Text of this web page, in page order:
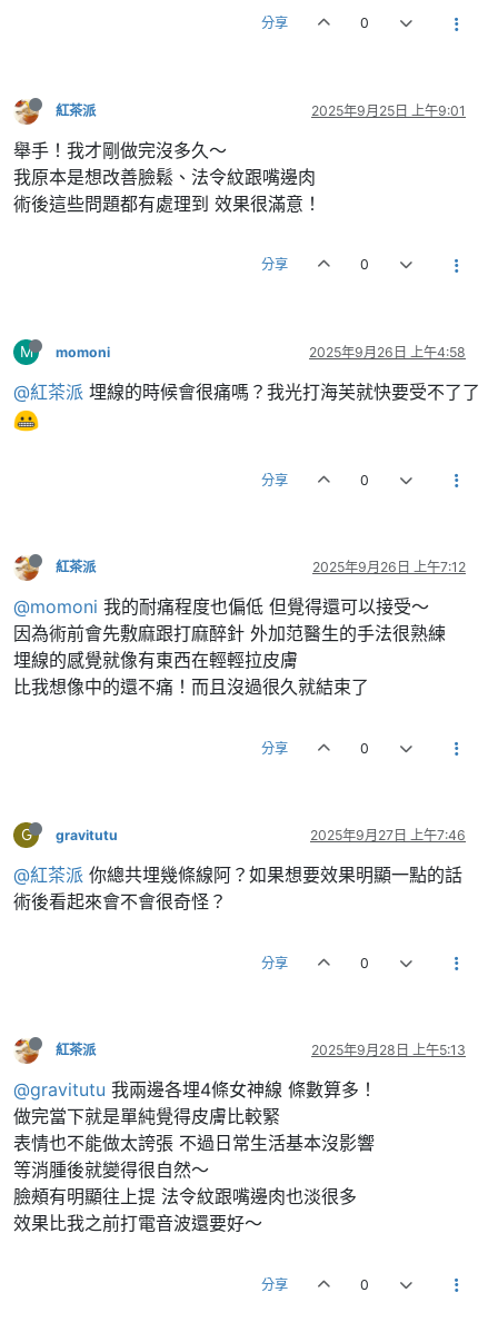
分享 0
紅茶派 2025年9月25日 上午9:01
舉手！我才剛做完沒多久～
我原本是想改善臉鬆、法令紋跟嘴邊肉
術後這些問題都有處理到 效果很滿意！
分享 0
M momoni 2025年9月26日 上午4:58
@紅茶派 埋線的時候會很痛嗎？我光打海芙就快要受不了了
分享 0
紅茶派 2025年9月26日 上午7:12
@momoni 我的耐痛程度也偏低 但覺得還可以接受～
因為術前會先敷麻跟打麻醉針 外加范醫生的手法很熟練
埋線的感覺就像有東西在輕輕拉皮膚
比我想像中的還不痛！而且沒過很久就結束了
分享 0
G gravitutu 2025年9月27日 上午7:46
@紅茶派 你總共埋幾條線阿？如果想要效果明顯一點的話
術後看起來會不會很奇怪？
分享 0
紅茶派 2025年9月28日 上午5:13
@gravitutu 我兩邊各埋4條女神線 條數算多！
做完當下就是單純覺得皮膚比較緊
表情也不能做太誇張 不過日常生活基本沒影響
等消腫後就變得很自然～
臉頰有明顯往上提 法令紋跟嘴邊肉也淡很多
效果比我之前打電音波還要好～
分享 0